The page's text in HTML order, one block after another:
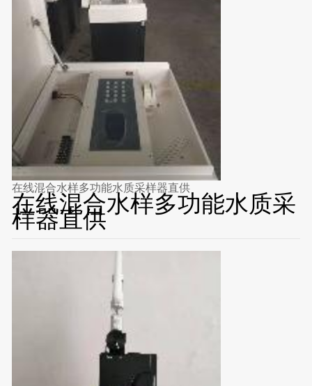
在线混合水样多功能水质采样器直供
在线混合水样多功能水质采
样器直供